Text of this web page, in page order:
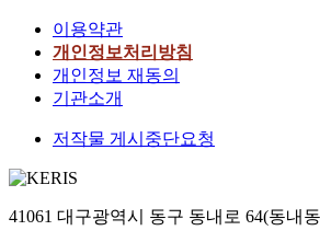
이용약관
개인정보처리방침
개인정보 재동의
기관소개
저작물 게시중단요청
41061 대구광역시 동구 동내로 64(동내